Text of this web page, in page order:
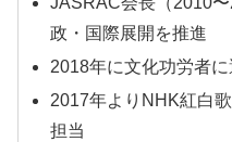
政・国際展開を推進
2018年に文化功労者に
2017年よりNHK紅白
担当